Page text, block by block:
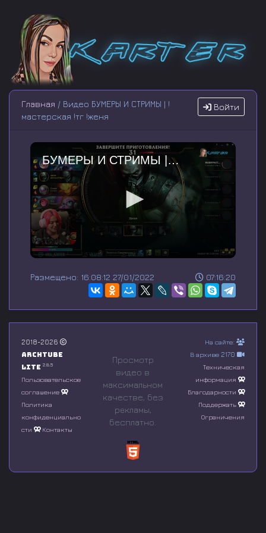
Войти
Главная / Видео БУМЕРЫ И СТРИМЫ | !
мастерская !тг !женя
БУМЕРЫ И СТРИМЫ | !мастерская !тг !женя
e
n
o
f
0
s
o
n
d
07:16:20
Размещено: 16:08:12 27/01/2022
2018-2026
Archtube
Lite 2.8.5
Пользовательское
соглашение
Политика
конфиденциально
сти
Контакты
Просмотр
видео в
максимальном
качестве, без
рeкламы,
бесплатно.
На сайте:
В архиве 2170
Техническая
информация
Благодарности
Поддержать
Ограничения